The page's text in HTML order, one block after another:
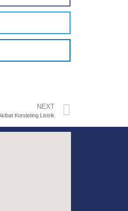
NEXT
Korsleting Listrik